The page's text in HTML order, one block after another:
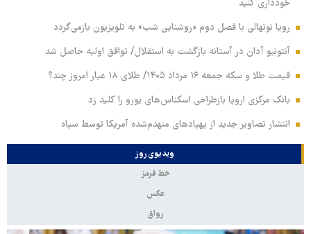
خودداری کنید
رویا نونهالی با فصل دوم «روشنایی شب» به تلویزیون بازمی‌گردد
آنتونیو آدان در آستانه بازگشت به استقلال/ توافق اولیه حاصل شد
قیمت طلا و سکه جمعه ۱۶ مرداد ۱۴۰۵/ طلای ۱۸ عیار امروز چند؟
بانک مرکزی اروپا بازطراحی اسکناس‌های یورو را کلید زد
انتشار تصاویر جدید از پهپادهای منهدم‌شده آمریکا توسط سپاه
ویدیوی روز
خط قرمز
عکس
رواق